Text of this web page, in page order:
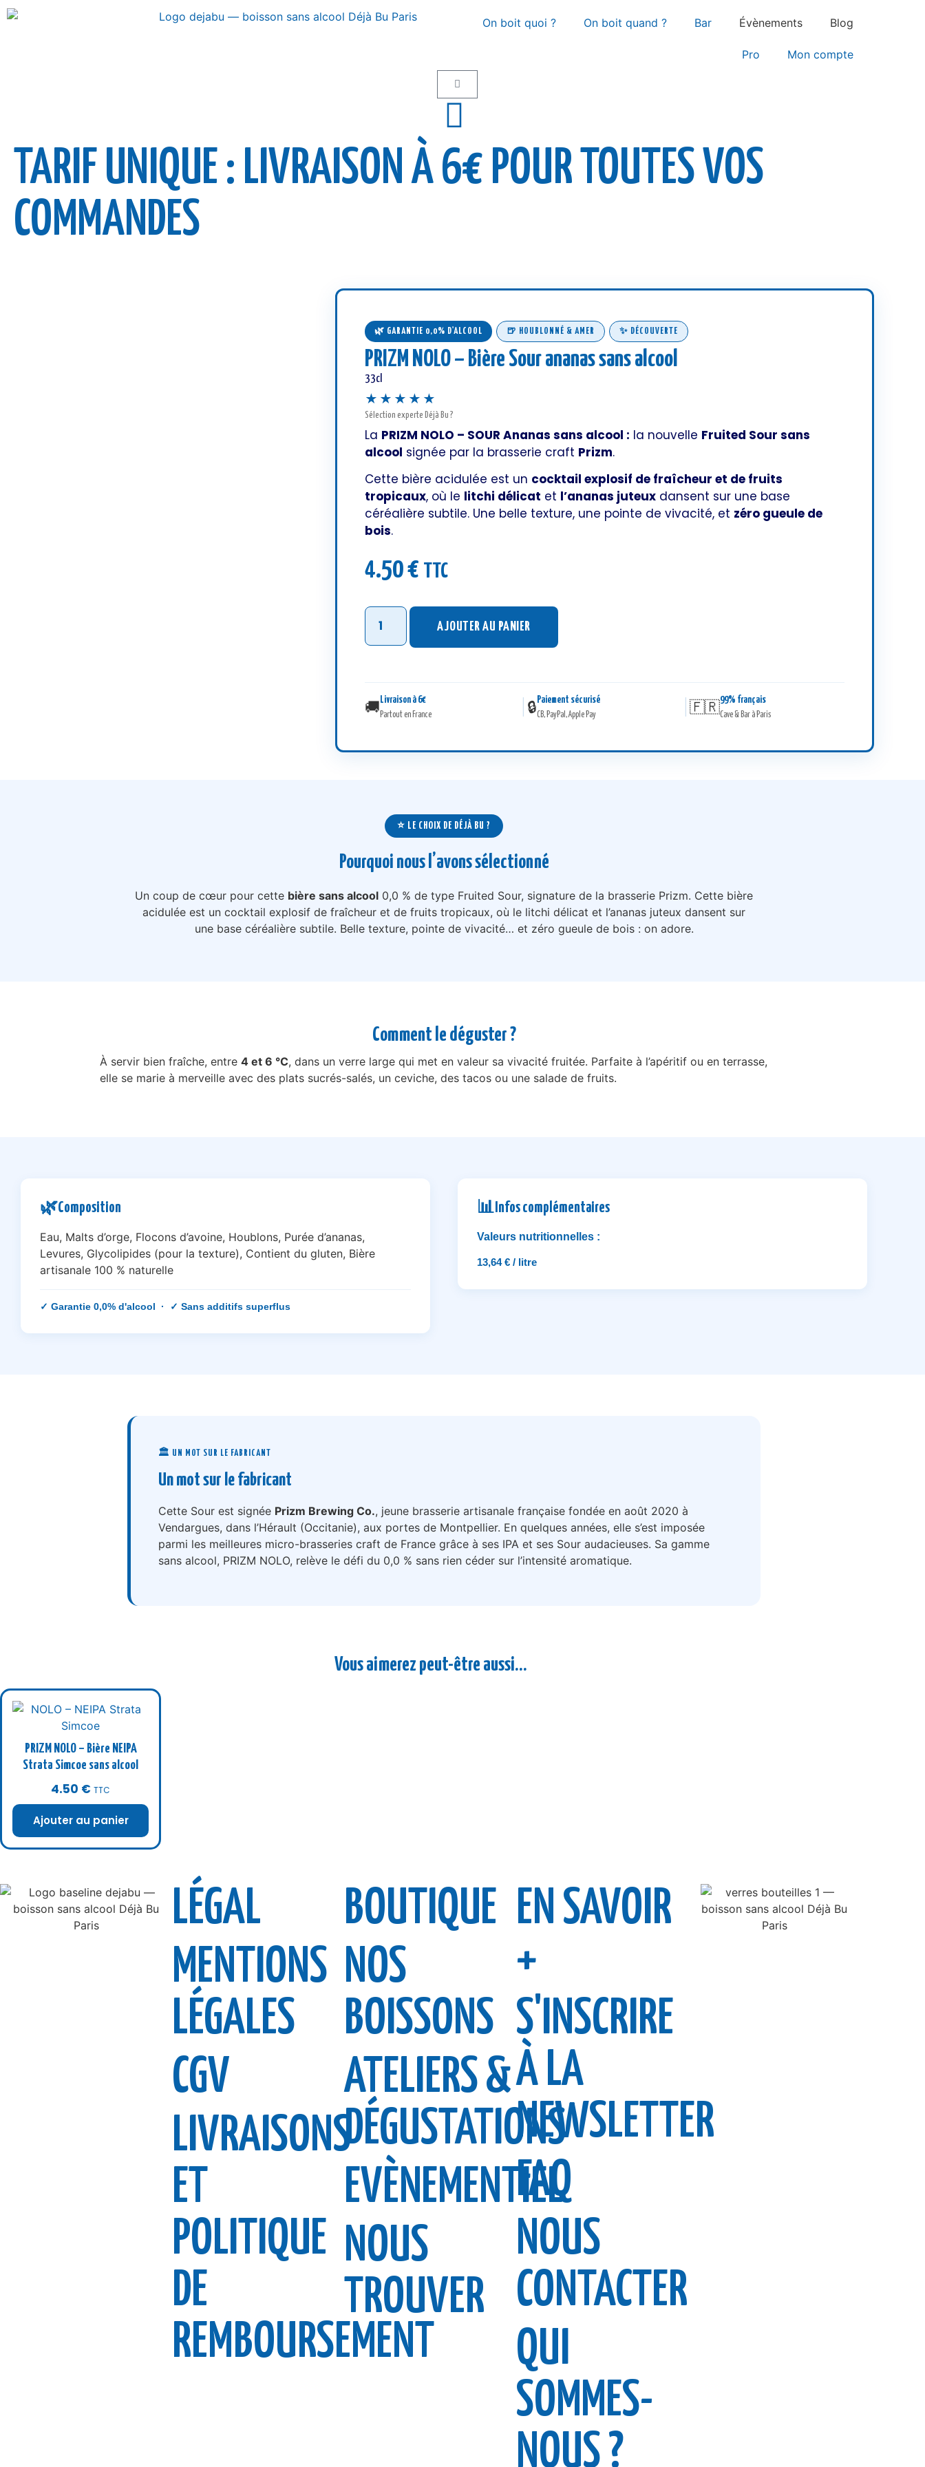
On boit quoi ? On boit quand ? Bar Évènements Blog
Pro Mon compte
TARIF UNIQUE : LIVRAISON À 6€ POUR TOUTES VOS
COMMANDES
🌿 GARANTIE 0,0% D'ALCOOL 🍺 HOUBLONNÉ & AMER ✨ DÉCOUVERTE
PRIZM NOLO – Bière Sour ananas sans alcool
33cl
★★★★★
Sélection experte Déjà Bu ?
La PRIZM NOLO – SOUR Ananas sans alcool : la nouvelle Fruited Sour sans
alcool signée par la brasserie craft Prizm.
Cette bière acidulée est un cocktail explosif de fraîcheur et de fruits
tropicaux, où le litchi délicat et l’ananas juteuxdansent sur une base
céréalière subtile. Une belle texture, une pointe de vivacité, et zéro gueule de
bois.
4.50€ TTC
AJOUTER AU PANIER
🚚
Livraison à 6€
Partout en France 🔒
Paiement sécurisé
CB, PayPal, Apple Pay 🇫🇷
99% français
Cave & Bar à Paris
⭐ LE CHOIX DE DÉJÀ BU ?
Pourquoi nous l’avons sélectionné
Un coup de cœur pour cette bière sans alcool 0,0 % de type Fruited Sour, signature de la brasserie Prizm. Cette bière
acidulée est un cocktail explosif de fraîcheur et de fruits tropicaux, où le litchi délicat et l’ananas juteux dansent sur
une base céréalière subtile. Belle texture, pointe de vivacité… et zéro gueule de bois : on adore.
Comment le déguster ?
À servir bien fraîche, entre 4 et 6 °C, dans un verre large qui met en valeur sa vivacité fruitée. Parfaite à l’apéritif ou en terrasse,
elle se marie à merveille avec des plats sucrés-salés, un ceviche, des tacos ou une salade de fruits.
🌿Composition
Eau, Malts d’orge, Flocons d’avoine, Houblons, Purée d’ananas,
Levures, Glycolipides (pour la texture), Contient du gluten, Bière
artisanale 100 % naturelle
✓ Garantie 0,0% d'alcool · ✓ Sans additifs superflus
📊 Infos complémentaires
Valeurs nutritionnelles :
13,64 € / litre
🏛️ UN MOT SUR LE FABRICANT
Un mot sur le fabricant
Cette Sour est signée Prizm Brewing Co., jeune brasserie artisanale française fondée en août 2020 à
Vendargues, dans l’Hérault (Occitanie), aux portes de Montpellier. En quelques années, elle s’est imposée
parmi les meilleures micro-brasseries craft de France grâce à ses IPA et ses Sour audacieuses. Sa gamme
sans alcool, PRIZM NOLO, relève le défi du 0,0 % sans rien céder sur l’intensité aromatique.
Vous aimerez peut-être aussi…
PRIZM NOLO – Bière NEIPA
Strata Simcoe sans alcool
4.50 € TTC
Ajouter au panier
LÉGAL
MENTIONS
LÉGALES
CGV
LIVRAISONS
ET
POLITIQUE
DE
REMBOURSEMENT
BOUTIQUE
NOS
BOISSONS
ATELIERS &
DÉGUSTATIONS
EVÈNEMENTIEL
NOUS
TROUVER
EN SAVOIR
+
S'INSCRIRE
À LA
NEWSLETTER
FAQ
NOUS
CONTACTER
QUI
SOMMES-
NOUS ?